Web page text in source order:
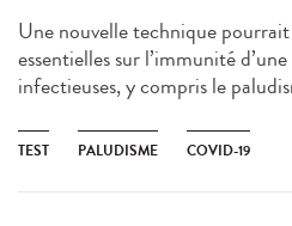
Une nouvelle technique
essentielles sur l’immunité
infectieuses, y compris le
TEST PALUDISME COVID-19